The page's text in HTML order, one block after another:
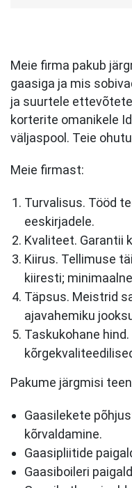
Meie firma pakub
gaasiga ja mis
ja suurtele
korterite omanikele
väljaspool. Teie
Meie firmast:
Turvalisus. Tööd
eeskirjadele.
Kvaliteet. Garantii
Kiirus. Tellimuse
kiiresti;
Täpsus. Meistrid
ajavahemiku
Taskukohane
Pakume järgmisi
Gaasilekete
kõrvaldamine.
Gaasipliitide
Gaasiboileri